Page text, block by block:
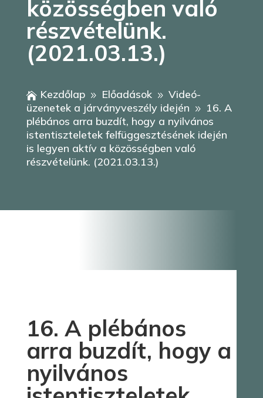
közösségben való
részvételünk.
(2021.03.13.)
 Kezdőlap 9 Előadások 9 Videó-
üzenetek a járványveszély idején
9
16. A
plébános arra buzdít, hogy a nyilvános
istentiszteletek felfüggesztésének idején
is legyen aktív a közösségben való
részvételünk. (2021.03.13.)
16. A plébános
arra buzdít, hogy a
nyilvános